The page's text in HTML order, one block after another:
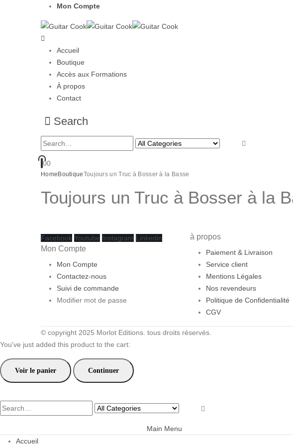
Mon Compte
Accueil
Boutique
Accès aux Formations
À propos
Contact
Search
00
Home BoutiqueToujours un Truc à Bosser à la Basse
Toujours un Truc à Bosser à la
Facebook Youtube Instagram Linkedin
Mon Compte
Mon Compte
Contactez-nous
Suivi de commande
Modifier mot de passe
à propos
Paiement & Livraison
Service client
Mentions Légales
Nos revendeurs
Politique de Confidentialité
CGV
© copyright 2025 Morlot Editions. tous droits réservés.
You've just added this product to the cart:
Voir le panier Continuer
Main Menu
Accueil